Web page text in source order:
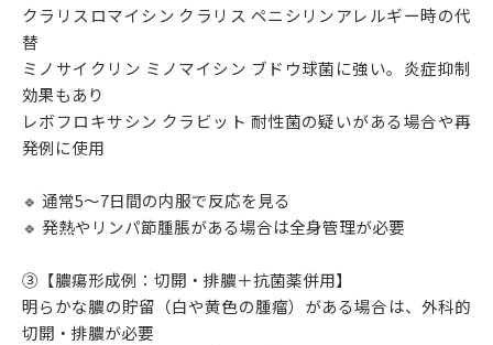
クラリスロマイシン クラリス ペニシリンアレルギー時の代
替
ミノサイクリン ミノマイシン ブドウ球菌に強い。炎症抑制
効果もあり
レボフロキサシン クラビット 耐性菌の疑いがある場合や再
発例に使用
🔹 通常5〜7日間の内服で反応を見る
🔹 発熱やリンパ節腫脹がある場合は全身管理が必要
③【膿瘍形成例：切開・排膿＋抗菌薬併用】
明らかな膿の貯留（白や黄色の腫瘤）がある場合は、外科的
切開・排膿が必要